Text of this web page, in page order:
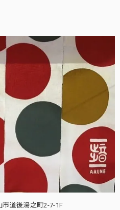
市道後湯之町2-7-1F